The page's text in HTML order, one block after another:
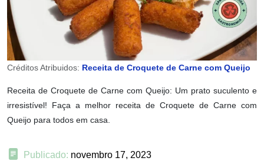
Créditos Atribuidos: Receita de Croquete de Carne com Queijo
Receita de Croquete de Carne com Queijo: Um prato suculento e
irresistível! Faça a melhor receita de Croquete de Carne com
Queijo para todos em casa.
Publicado: novembro 17, 2023